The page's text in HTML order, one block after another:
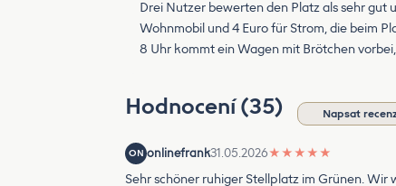
Drei Nutzer bewerten den Platz als sehr gut
Wohnmobil und 4 Euro für Strom, die beim
8 Uhr kommt ein Wagen mit Brötchen
Hodnocení (35) Napsat
ON onlinefrank31.05.2026★ ★ ★ ★ ★
Sehr schöner ruhiger Stellplatz im Grünen. Wir